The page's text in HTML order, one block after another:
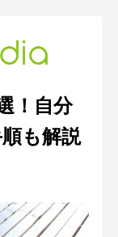
！自分
も解説